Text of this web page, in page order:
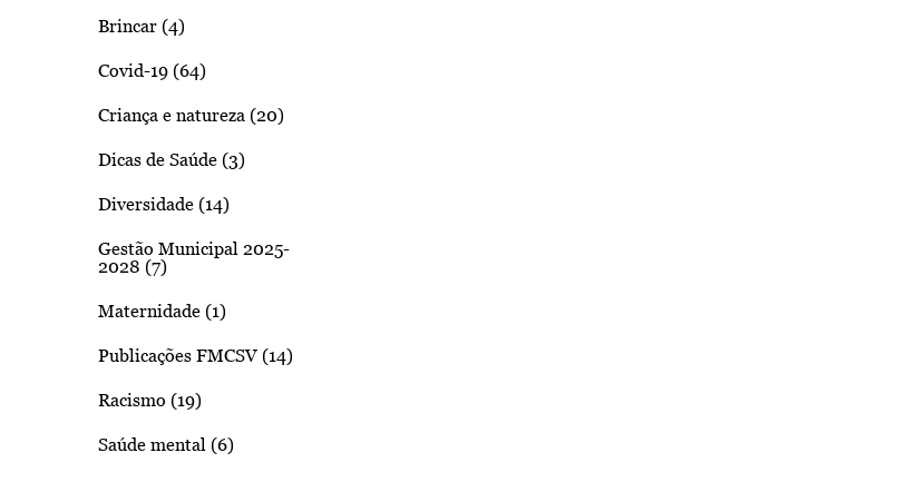
Brincar (4)
Covid-19 (64)
Criança e natureza (20)
Dicas de Saúde (3)
Diversidade (14)
Gestão Municipal 2025-
2028 (7)
Maternidade (1)
Publicações FMCSV (14)
Racismo (19)
Saúde mental (6)